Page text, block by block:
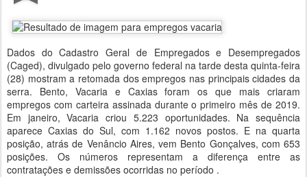
Dados do Cadastro Geral de Empregados e Desempregados
(Caged), divulgado pelo governo federal na tarde desta quinta-feira
(28) mostram a retomada dos empregos nas principais cidades da
serra. Bento, Vacaria e Caxias foram os que mais criaram
empregos com carteira assinada durante o primeiro mês de 2019.
Em janeiro, Vacaria criou 5.223 oportunidades. Na sequência
aparece Caxias do Sul, com 1.162 novos postos. E na quarta
posição, atrás de Venâncio Aires, vem Bento Gonçalves, com 653
posições. Os números representam a diferença entre as
contratações e demissões ocorridas no período .